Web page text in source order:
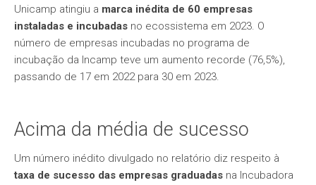
Unicamp atingiu a marca inédita de 60 empresas
instaladas e incubadas no ecossistema em 2023. O
número de empresas incubadas no programa de
incubação da Incamp teve um aumento recorde (76,5%),
passando de 17 em 2022 para 30 em 2023.
Acima da média de sucesso
​Um número inédito divulgado no relatório diz respeito à
taxa de sucesso das empresas graduadas na Incubadora